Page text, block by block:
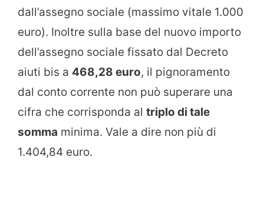
dall’assegno sociale (massimo vitale 1.000
euro). Inoltre sulla base del nuovo importo
dell’assegno sociale fissato dal Decreto
aiuti bis a 468,28 euro, il pignoramento
dal conto corrente non può superare una
cifra che corrisponda al triplo di tale
somma minima. Vale a dire non più di
1.404,84 euro.